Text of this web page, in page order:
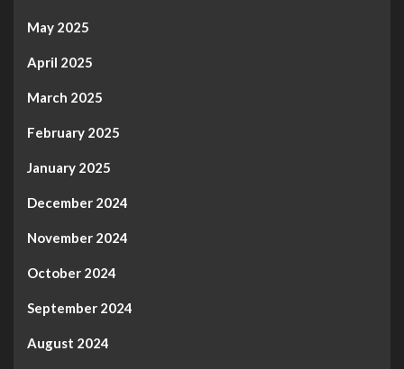
May 2025
April 2025
March 2025
February 2025
January 2025
December 2024
November 2024
October 2024
September 2024
August 2024